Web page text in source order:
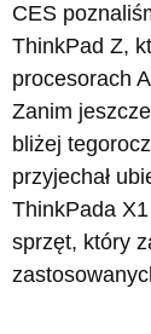
CES
ThinkPad Z,
procesorach
Zanim
bliżej
przyjechał
ThinkPada
sprzęt, który